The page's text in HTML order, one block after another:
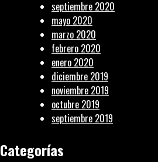
septiembre 2020
mayo 2020
marzo 2020
febrero 2020
enero 2020
diciembre 2019
noviembre 2019
octubre 2019
septiembre 2019
Categorías